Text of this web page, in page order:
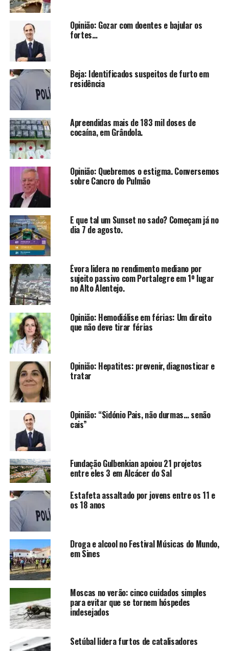
Opinião: Gozar com doentes e bajular os
fortes…
Beja: Identificados suspeitos de furto em
residência
Apreendidas mais de 183 mil doses de
cocaína, em Grândola.
Opinião: Quebremos o estigma. Conversemos
sobre Cancro do Pulmão
E que tal um Sunset no sado? Começam já no
dia 7 de agosto.
Évora lidera no rendimento mediano por
sujeito passivo com Portalegre em 1º lugar
no Alto Alentejo.
Opinião: Hemodiálise em férias: Um direito
que não deve tirar férias
Opinião: Hepatites: prevenir, diagnosticar e
tratar
Opinião: “Sidónio Pais, não durmas… senão
cais”
Fundação Gulbenkian apoiou 21 projetos
entre eles 3 em Alcácer do Sal
Estafeta assaltado por jovens entre os 11 e
os 18 anos
Droga e alcool no Festival Músicas do Mundo,
em Sines
Moscas no verão: cinco cuidados simples
para evitar que se tornem hóspedes
indesejados
Setúbal lidera furtos de catalisadores